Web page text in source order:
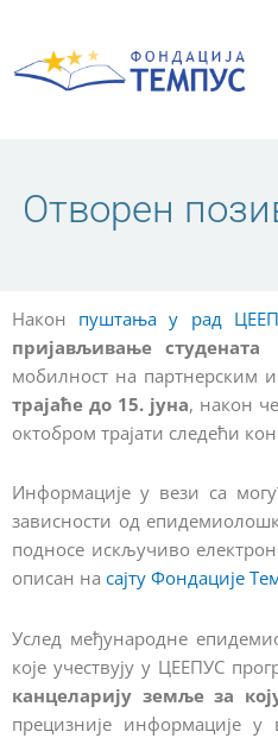
садржај
Отворен
Након пуштања у рад
пријављивање студената
мобилност на партнерским
трајаће до 15. јуна, након
октобром трајати следећи
Информације у вези са
зависности од
подносе искључиво
описан на сајту Фондације
Услед међународне
које учествују у ЦЕЕПУС
канцеларију земље за
прецизније информације